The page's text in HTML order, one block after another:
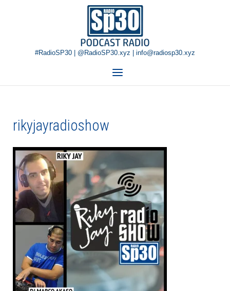
Home
#RadioSP30 | @RadioSP30.xyz | info@radiosp30.xyz
Menu
rikyjayradioshow